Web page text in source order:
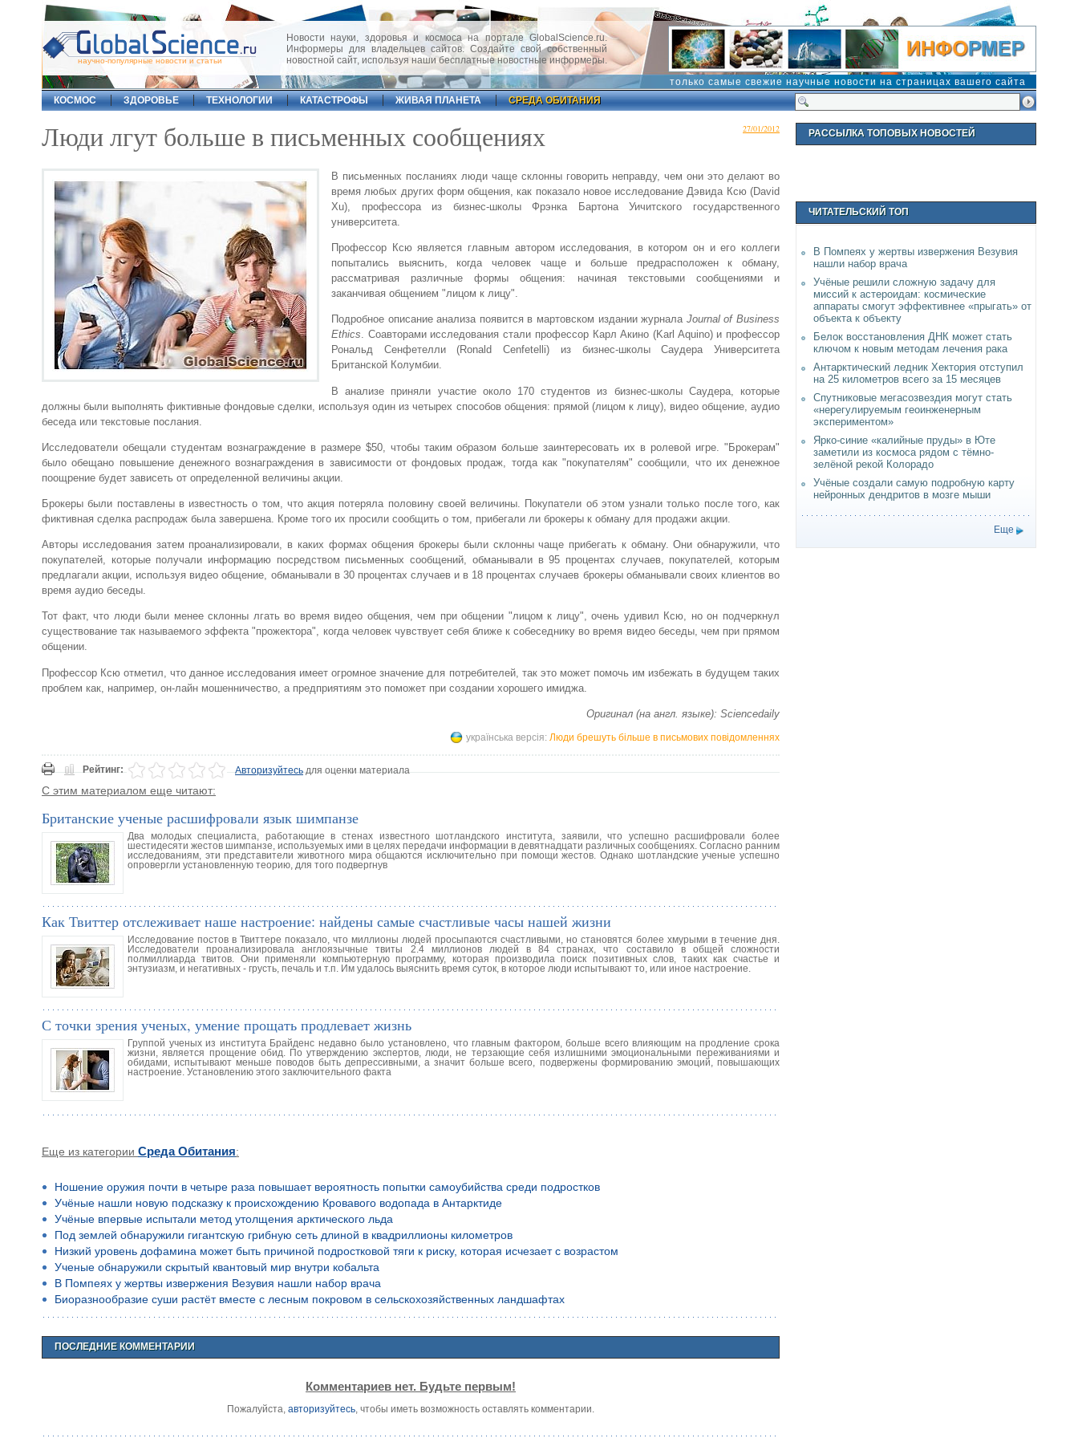
научно-популярные новости и статьи
Новости науки, здоровья и космоса на портале GlobalScience.ru.
Информеры для владельцев сайтов. Создайте свой собственный
новостной сайт, используя наши бесплатные новостные информеры.
только самые свежие научные новости на страницах вашего сайта
КОСМОС
ЗДОРОВЬЕ ТЕХНОЛОГИИ КАТАСТРОФЫ ЖИВАЯ ПЛАНЕТА СРЕДА ОБИТАНИЯ
27/01/2012
Люди лгут больше в письменных сообщениях
В письменных посланиях люди чаще склонны говорить неправду, чем они это делают во
время любых других форм общения, как показало новое исследование Дэвида Ксю (David
Xu), профессора из бизнес-школы Фрэнка Бартона Уичитского государственного
университета.
Профессор Ксю является главным автором исследования, в котором он и его коллеги
попытались выяснить, когда человек чаще и больше предрасположен к обману,
рассматривая различные формы общения: начиная текстовыми сообщениями и
заканчивая общением "лицом к лицу".
Подробное описание анализа появится в мартовском издании журнала Journal of Business
Ethics. Соавторами исследования стали профессор Карл Акино (Karl Aquino) и профессор
Рональд Сенфетелли (Ronald Cenfetelli) из бизнес-школы Саудера Университета
Британской Колумбии.
В анализе приняли участие около 170 студентов из бизнес-школы Саудера, которые
должны были выполнять фиктивные фондовые сделки, используя один из четырех способов общения: прямой (лицом к лицу), видео общение, аудио
беседа или текстовые послания.
Исследователи обещали студентам вознаграждение в размере $50, чтобы таким образом больше заинтересовать их в ролевой игре. "Брокерам"
было обещано повышение денежного вознаграждения в зависимости от фондовых продаж, тогда как "покупателям" сообщили, что их денежное
поощрение будет зависеть от определенной величины акции.
Брокеры были поставлены в известность о том, что акция потеряла половину своей величины. Покупатели об этом узнали только после того, как
фиктивная сделка распродаж была завершена. Кроме того их просили сообщить о том, прибегали ли брокеры к обману для продажи акции.
Авторы исследования затем проанализировали, в каких формах общения брокеры были склонны чаще прибегать к обману. Они обнаружили, что
покупателей, которые получали информацию посредством письменных сообщений, обманывали в 95 процентах случаев, покупателей, которым
предлагали акции, используя видео общение, обманывали в 30 процентах случаев и в 18 процентах случаев брокеры обманывали своих клиентов во
время аудио беседы.
Тот факт, что люди были менее склонны лгать во время видео общения, чем при общении "лицом к лицу", очень удивил Ксю, но он подчеркнул
существование так называемого эффекта "прожектора", когда человек чувствует себя ближе к собеседнику во время видео беседы, чем при прямом
общении.
Профессор Ксю отметил, что данное исследования имеет огромное значение для потребителей, так это может помочь им избежать в будущем таких
проблем как, например, он-лайн мошенничество, а предприятиям это поможет при создании хорошего имиджа.
Оригинал (на англ. языке): Sciencedaily
українська версія: Люди брешуть більше в письмових повідомленнях
Рейтинг: Авторизуйтесьдля оценки материала
С этим материалом еще читают:
Британские ученые расшифровали язык шимпанзе
Два молодых специалиста, работающие в стенах известного шотландского института, заявили, что успешно расшифровали более
шестидесяти жестов шимпанзе, используемых ими в целях передачи информации в девятнадцати различных сообщениях. Согласно ранним
исследованиям, эти представители животного мира общаются исключительно при помощи жестов. Однако шотландские ученые успешно
опровергли установленную теорию, для того подвергнув
Как Твиттер отслеживает наше настроение: найдены самые счастливые часы нашей жизни
Исследование постов в Твиттере показало, что миллионы людей просыпаются счастливыми, но становятся более хмурыми в течение дня.
Исследователи проанализировала англоязычные твиты 2.4 миллионов людей в 84 странах, что составило в общей сложности
полмиллиарда твитов. Они применяли компьютерную программу, которая производила поиск позитивных слов, таких как счастье и
энтузиазм, и негативных - грусть, печаль и т.п. Им удалось выяснить время суток, в которое люди испытывают то, или иное настроение.
С точки зрения ученых, умение прощать продлевает жизнь
Группой ученых из института Брайденс недавно было установлено, что главным фактором, больше всего влияющим на продление срока
жизни, является прощение обид. По утверждению экспертов, люди, не терзающие себя излишними эмоциональными переживаниями и
обидами, испытывают меньше поводов быть депрессивными, а значит больше всего, подвержены формированию эмоций, повышающих
настроение. Установлению этого заключительного факта
Еще из категории Среда Обитания:
Ношение оружия почти в четыре раза повышает вероятность попытки самоубийства среди подростков
Учёные нашли новую подсказку к происхождению Кровавого водопада в Антарктиде
Учёные впервые испытали метод утолщения арктического льда
Под землей обнаружили гигантскую грибную сеть длиной в квадриллионы километров
Низкий уровень дофамина может быть причиной подростковой тяги к риску, которая исчезает с возрастом
Ученые обнаружили скрытый квантовый мир внутри кобальта
В Помпеях у жертвы извержения Везувия нашли набор врача
Биоразнообразие суши растёт вместе с лесным покровом в сельскохозяйственных ландшафтах
ПОСЛЕДНИЕ КОММЕНТАРИИ
Комментариев нет. Будьте первым!
Пожалуйста, авторизуйтесь, чтобы иметь возможность оставлять комментарии.
РАССЫЛКА ТОПОВЫХ НОВОСТЕЙ
ЧИТАТЕЛЬСКИЙ ТОП
В Помпеях у жертвы извержения Везувия
нашли набор врача
Учёные решили сложную задачу для
миссий к астероидам: космические
аппараты смогут эффективнее «прыгать» от
объекта к объекту
Белок восстановления ДНК может стать
ключом к новым методам лечения рака
Антарктический ледник Хектория отступил
на 25 километров всего за 15 месяцев
Спутниковые мегасозвездия могут стать
«нерегулируемым геоинженерным
экспериментом»
Ярко-синие «калийные пруды» в Юте
заметили из космоса рядом с тёмно-
зелёной рекой Колорадо
Учёные создали самую подробную карту
нейронных дендритов в мозге мыши
Еще